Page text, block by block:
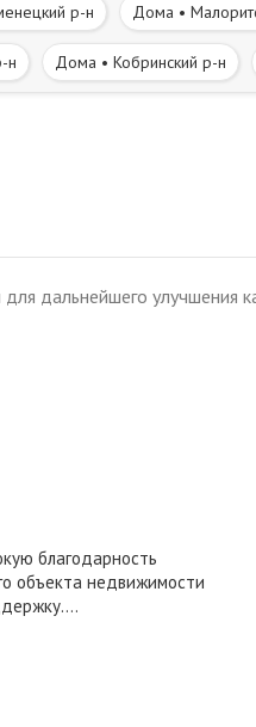
р-н Дома •
н Дома • Кобринский р-н
Лт. Рябцева • Граевка • ППВ
• Ковалево Юго-
район Малоритский
дальнейшего улучшения
благодарность
объекта недвижимости